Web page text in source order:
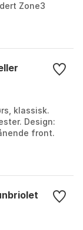
Zone3
klassisk.
Design:
front.